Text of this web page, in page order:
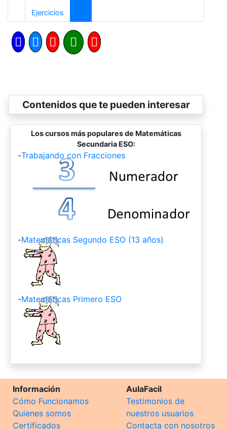
Ejercicios
Contenidos que te pueden interesar
Los cursos más populares de Matemáticas
Secundaria ESO:
-Trabajando con Fracciones
-Matemáticas Segundo ESO (13 años)
-Matemáticas Primero ESO
Información
Cómo Funcionamos
Quienes somos
Certificados
AulaFacil
Testimonios de
nuestros usuarios
Contacta con nosotros